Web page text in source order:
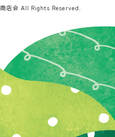
店会 All Rights Reserved.